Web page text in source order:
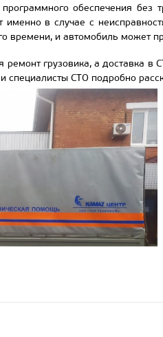
обеспечения без
в случае с
времени, и автомобиль может
ремонт грузовика, а
специалисты СТО подробно